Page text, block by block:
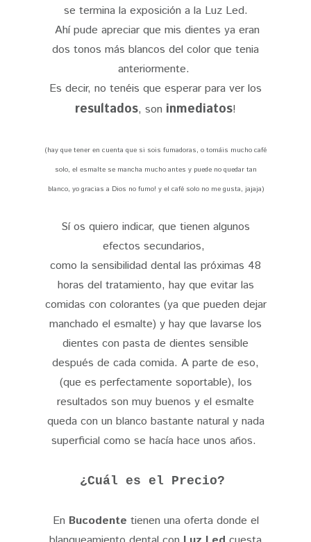
se termina la exposición a la Luz Led.
Ahí pude apreciar que mis dientes ya eran
dos tonos más blancos del color que tenia
anteriormente.
Es decir, no tenéis que esperar para ver los
resultados, son inmediatos!
(hay que tener en cuenta que si sois fumadoras, o tomáis mucho café
solo, el esmalte se mancha mucho antes y puede no quedar tan
blanco, yo gracias a Dios no fumo! y el café solo no me gusta, jajaja)
Sí os quiero indicar, que tienen algunos
efectos secundarios,
como la sensibilidad dental las próximas 48
horas del tratamiento, hay que evitar las
comidas con colorantes (ya que pueden dejar
manchado el esmalte) y hay que lavarse los
dientes con pasta de dientes sensible
después de cada comida. A parte de eso,
(que es perfectamente soportable), los
resultados son muy buenos y el esmalte
queda con un blanco bastante natural y nada
superficial como se hacía hace unos años.
¿Cuál es el Precio?
En Bucodente tienen una oferta donde el